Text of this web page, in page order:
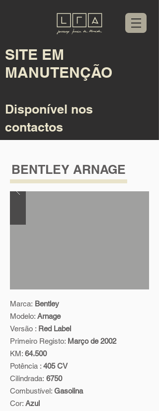
SITE EM
MANUTENÇÃO
Disponível nos
contactos
BENTLEY ARNAGE
Marca: Bentley
Modelo: Arnage
Versão : Red Label
Primeiro Registo: Março de 2002
KM: 64.500
Potência : 405 CV
Cilindrada: 6750
Combustível: Gasolina
Cor: Azul